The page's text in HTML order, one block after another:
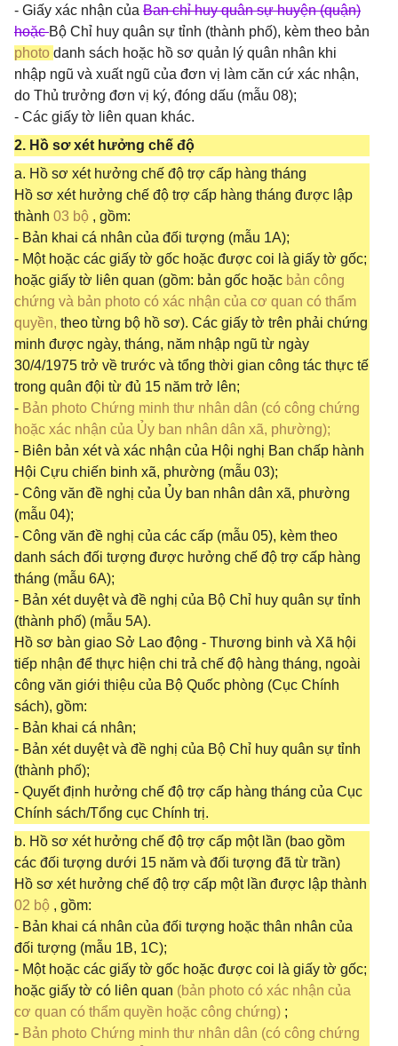
- Giấy xác nhận của Ban chỉ huy quân sự huyện (quận)
hoặcBộ Chỉ huy quân sự tỉnh (thành phố), kèm theo bản
photo danh sách hoặc hồ sơ quản lý quân nhân khi
nhập ngũ và xuất ngũ của đơn vị làm căn cứ xác nhận,
do Thủ trưởng đơn vị ký, đóng dấu (mẫu 08);
- Các giấy tờ liên quan khác.
2. Hồ sơ xét hưởng chế độ
a. Hồ sơ xét hưởng chế độ trợ cấp hàng tháng
Hồ sơ xét hưởng chế độ trợ cấp hàng tháng được lập
thành 03 bộ , gồm:
- Bản khai cá nhân của đối tượng (mẫu 1A);
- Một hoặc các giấy tờ gốc hoặc được coi là giấy tờ gốc;
hoặc giấy tờ liên quan (gồm: bản gốc hoặc bản công
chứng và bản photo có xác nhận của cơ quan có thẩm
quyền, theo từng bộ hồ sơ). Các giấy tờ trên phải chứng
minh được ngày, tháng, năm nhập ngũ từ ngày
30/4/1975 trở về trước và tổng thời gian công tác thực tế
trong quân đội từ đủ 15 năm trở lên;
- Bản photo Chứng minh thư nhân dân (có công chứng
hoặc xác nhận của Ủy ban nhân dân xã, phường);
- Biên bản xét và xác nhận của Hội nghị Ban chấp hành
Hội Cựu chiến binh xã, phường (mẫu 03);
- Công văn đề nghị của Ủy ban nhân dân xã, phường
(mẫu 04);
- Công văn đề nghị của các cấp (mẫu 05), kèm theo
danh sách đối tượng được hưởng chế độ trợ cấp hàng
tháng (mẫu 6A);
- Bản xét duyệt và đề nghị của Bộ Chỉ huy quân sự tỉnh
(thành phố) (mẫu 5A).
Hồ sơ bàn giao Sở Lao động - Thương binh và Xã hội
tiếp nhận để thực hiện chi trả chế độ hàng tháng, ngoài
công văn giới thiệu của Bộ Quốc phòng (Cục Chính
sách), gồm:
- Bản khai cá nhân;
- Bản xét duyệt và đề nghị của Bộ Chỉ huy quân sự tỉnh
(thành phố);
- Quyết định hưởng chế độ trợ cấp hàng tháng của Cục
Chính sách/Tổng cục Chính trị.
b. Hồ sơ xét hưởng chế độ trợ cấp một lần (bao gồm
các đối tượng dưới 15 năm và đối tượng đã từ trần)
Hồ sơ xét hưởng chế độ trợ cấp một lần được lập thành
02 bộ , gồm:
- Bản khai cá nhân của đối tượng hoặc thân nhân của
đối tượng (mẫu 1B, 1C);
- Một hoặc các giấy tờ gốc hoặc được coi là giấy tờ gốc;
hoặc giấy tờ có liên quan (bản photo có xác nhận của
cơ quan có thẩm quyền hoặc công chứng) ;
- Bản photo Chứng minh thư nhân dân (có công chứng